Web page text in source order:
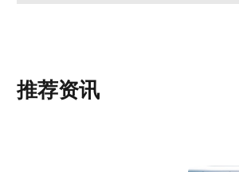
推荐资讯